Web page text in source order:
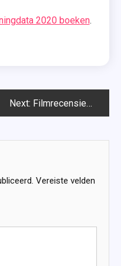
2020 boeken.
Next: Filmrecensie: A Christmas Prince: The Royal Baby
Vereiste velden